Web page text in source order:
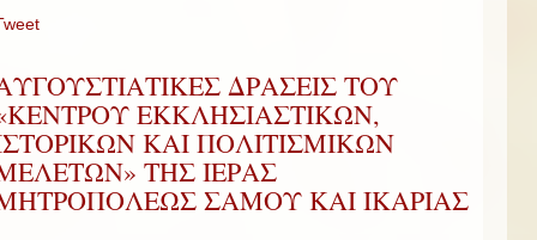
ΔΡΑΣΕΙΣ ΤΟΥ
ΕΚΚΛΗΣΙΑΣΤΙΚΩΝ,
ΚΑΙ ΠΟΛΙΤΙΣΜΙΚΩΝ
ΤΗΣ ΙΕΡΑΣ
ΣΑΜΟΥ ΚΑΙ ΙΚΑΡΙΑΣ